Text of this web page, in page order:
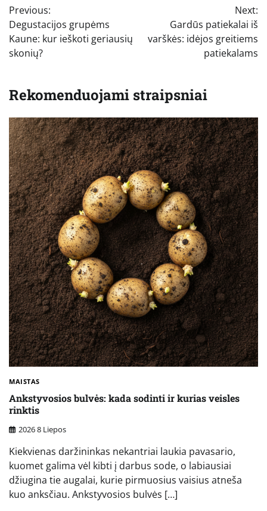
tarp
įrašų
Previous:
Degustacijos grupėms
Kaune: kur ieškoti geriausių
skonių?
Next:
Gardūs patiekalai iš
varškės: idėjos greitiems
patiekalams
Rekomenduojami straipsniai
MAISTAS
Ankstyvosios bulvės: kada sodinti ir kurias veisles
rinktis
2026 8 Liepos
Kiekvienas daržininkas nekantriai laukia pavasario,
kuomet galima vėl kibti į darbus sode, o labiausiai
džiugina tie augalai, kurie pirmuosius vaisius atneša
kuo anksčiau. Ankstyvosios bulvės […]